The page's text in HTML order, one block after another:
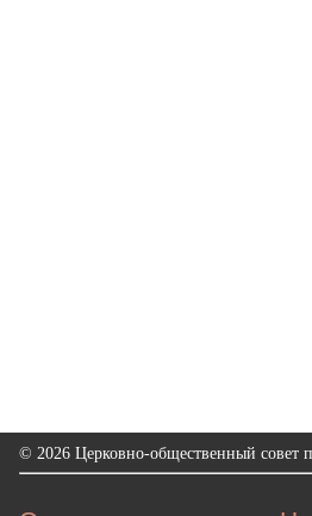
© 2026 Церковно-общественный совет